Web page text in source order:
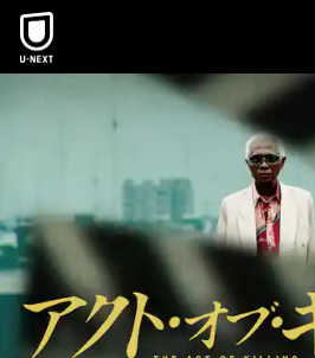
本文へスキップ